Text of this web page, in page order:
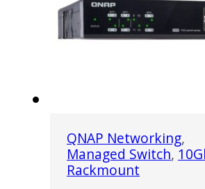
QNAP Networking,
Managed Switch,
Rackmount